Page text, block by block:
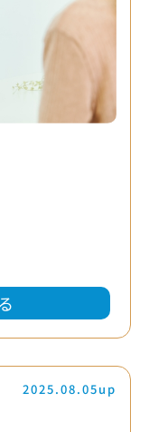
2025.08.05up